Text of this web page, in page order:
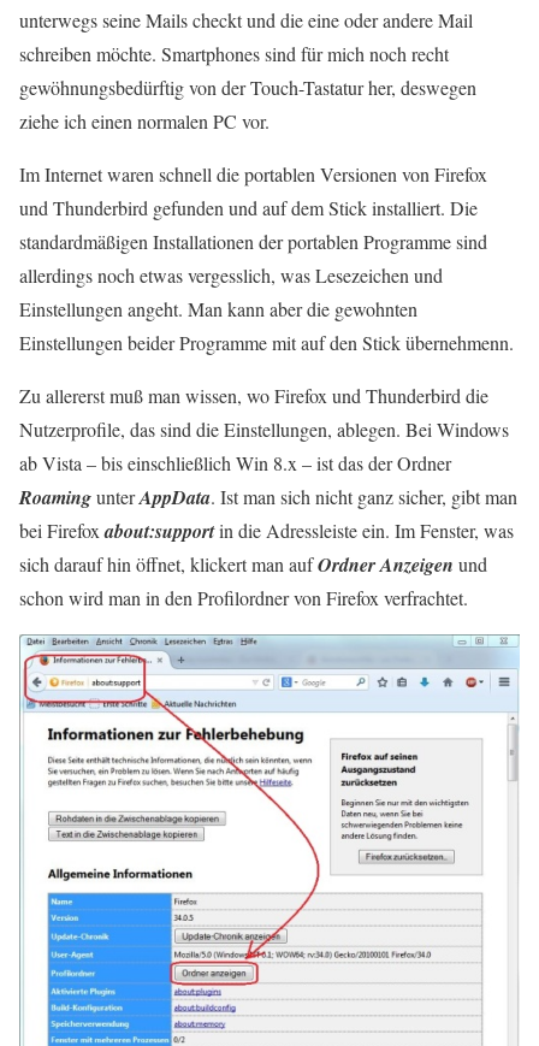
unterwegs seine Mails checkt und die eine oder andere Mail
schreiben möchte. Smartphones sind für mich noch recht
gewöhnungsbedürftig von der Touch-Tastatur her, deswegen
ziehe ich einen normalen PC vor.
Im Internet waren schnell die portablen Versionen von Firefox
und Thunderbird gefunden und auf dem Stick installiert. Die
standardmäßigen Installationen der portablen Programme sind
allerdings noch etwas vergesslich, was Lesezeichen und
Einstellungen angeht. Man kann aber die gewohnten
Einstellungen beider Programme mit auf den Stick übernehmenn.
Zu allererst muß man wissen, wo Firefox und Thunderbird die
Nutzerprofile, das sind die Einstellungen, ablegen. Bei Windows
ab Vista – bis einschließlich Win 8.x – ist das der Ordner
RoamingunterAppData. Ist man sich nicht ganz sicher, gibt man
bei Firefoxabout:supportin die Adressleiste ein. Im Fenster, was
sich darauf hin öffnet, klickert man aufOrdner Anzeigen und
schon wird man in den Profilordner von Firefox verfrachtet.